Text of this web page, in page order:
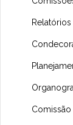
Relatórios